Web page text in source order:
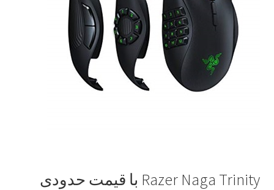
Razer Naga Trinity با قیمت حدودی